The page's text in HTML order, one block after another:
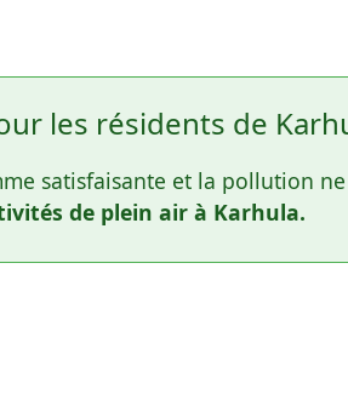
les résidents de
satisfaisante et la pollution
de plein air à Karhula.